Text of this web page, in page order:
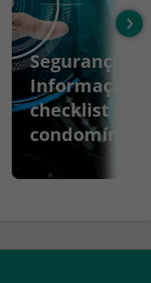
Segurança da
Informação:
checklist
condomínios
›